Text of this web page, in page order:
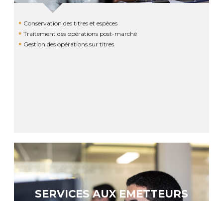
Conservation des titres et espèces
Traitement des opérations post-marché
Gestion des opérations sur titres
SERVICES AUX EMETTEURS